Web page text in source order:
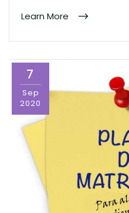
Learn More
7
Sep
2020